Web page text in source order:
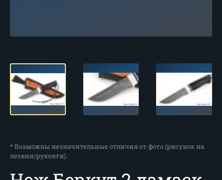
* Возможны незначительные отличия от фото (рисунок на
лезвии/рукояти).